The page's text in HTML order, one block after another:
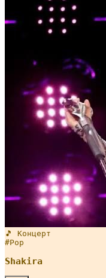
🎵 Концерт
#Pop
Shakira